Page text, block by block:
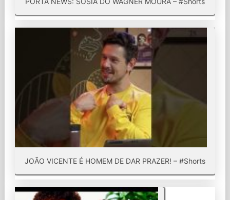
JOÃO VICENTE É HOMEM DE DAR PRAZER! – #Shorts